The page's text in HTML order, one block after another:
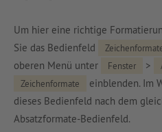
Um hier eine richtige
Sie das Bedienfeld
oberen Menü unter
Fenster >
Zeichenformate
einblenden. Im
dieses Bedienfeld nach dem
Absatzformate-Bedienfeld.